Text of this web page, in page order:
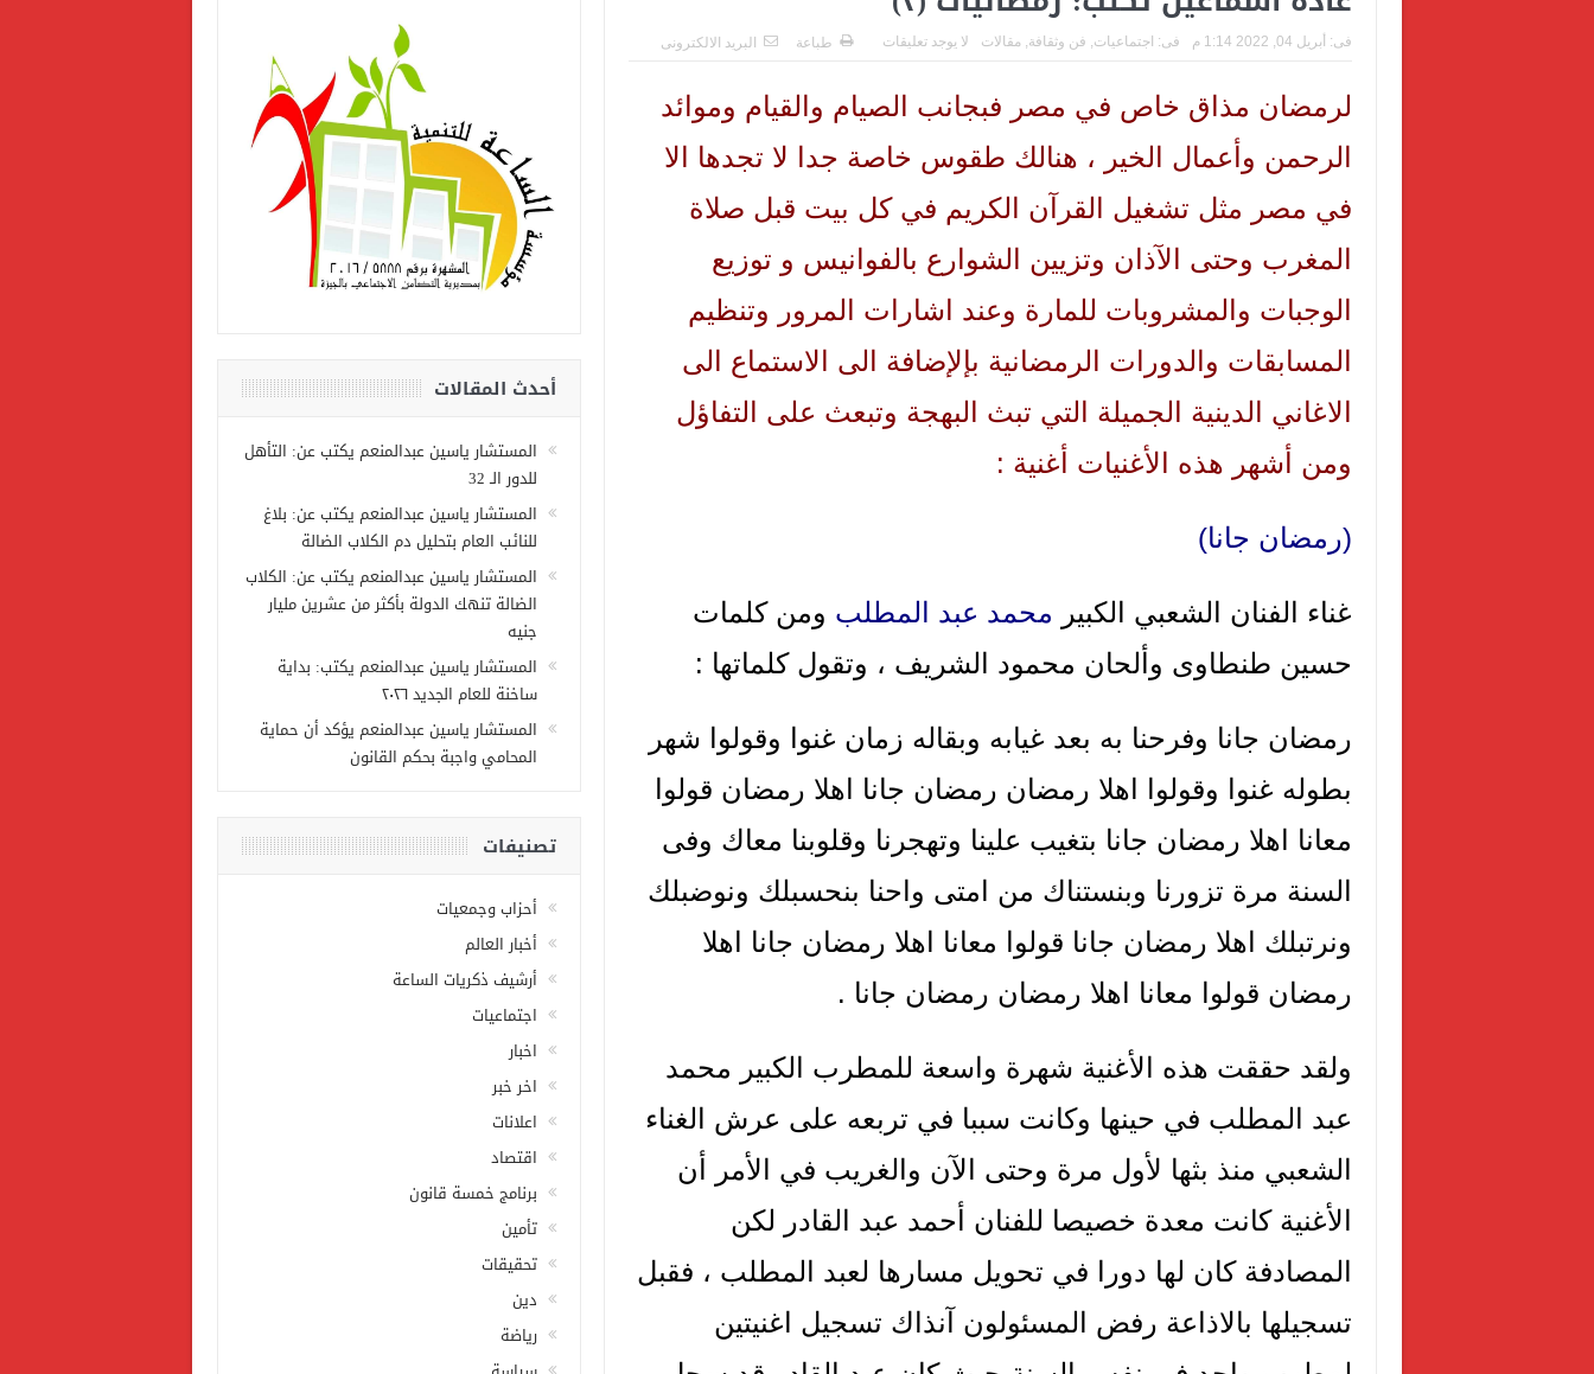
فى: أبريل 04, 2022 1:14 م فى: اجتماعيات فن وثقافة مقالات لا يوجد تعليقات طباعة البريد الالكترونى
لرمضان مذاق خاص في مصر فبجانب الصيام والقيام وموائد
الرحمن وأعمال الخير ، هنالك طقوس خاصة جدا لا تجدها الا
في مصر مثل تشغيل القرآن الكريم في كل بيت قبل صلاة
المغرب وحتى الآذان وتزيين الشوارع بالفوانيس و توزيع
الوجبات والمشروبات للمارة وعند اشارات المرور وتنظيم
المسابقات والدورات الرمضانية بإلإضافة الى الاستماع الى
الاغاني الدينية الجميلة التي تبث البهجة وتبعث على التفاؤل
ومن أشهر هذه الأغنيات أغنية :
(رمضان جانا)
غناء الفنان الشعبي الكبير محمد عبد المطلب ومن كلمات
حسين طنطاوى وألحان محمود الشريف ، وتقول كلماتها :
رمضان جانا وفرحنا به بعد غيابه وبقاله زمان غنوا وقولوا شهر
بطوله غنوا وقولوا اهلا رمضان رمضان جانا اهلا رمضان قولوا
معانا اهلا رمضان جانا بتغيب علينا وتهجرنا وقلوبنا معاك وفى
السنة مرة تزورنا وبنستناك من امتى واحنا بنحسبلك ونوضبلك
ونرتبلك اهلا رمضان جانا قولوا معانا اهلا رمضان جانا اهلا
رمضان قولوا معانا اهلا رمضان رمضان جانا .
ولقد حققت هذه الأغنية شهرة واسعة للمطرب الكبير محمد
عبد المطلب في حينها وكانت سببا في تربعه على عرش الغناء
الشعبي منذ بثها لأول مرة وحتى الآن والغريب في الأمر أن
الأغنية كانت معدة خصيصا للفنان أحمد عبد القادر لكن
المصادفة كان لها دورا في تحويل مسارها لعبد المطلب ، فقبل
تسجيلها بالاذاعة رفض المسئولون آنذاك تسجيل اغنيتين
أحدث المقالات
المستشار ياسين عبدالمنعم يكتب عن: التأهل
للدور الـ 32
المستشار ياسين عبدالمنعم يكتب عن: بلاغ
للنائب العام بتحليل دم الكلاب الضالة
المستشار ياسين عبدالمنعم يكتب عن: الكلاب
الضالة تنهك الدولة بأكثر من عشرين مليار
جنيه
المستشار ياسين عبدالمنعم يكتب: بداية
ساخنة للعام الجديد ٢٠٢٦
المستشار ياسين عبدالمنعم يؤكد أن حماية
المحامي واجبة بحكم القانون
تصنيفات
أحزاب وجمعيات
أخبار العالم
أرشيف ذكريات الساعة
اجتماعيات
اخبار
اخر خبر
اعلانات
اقتصاد
برنامج خمسة قانون
تأمين
تحقيقات
دين
رياضة